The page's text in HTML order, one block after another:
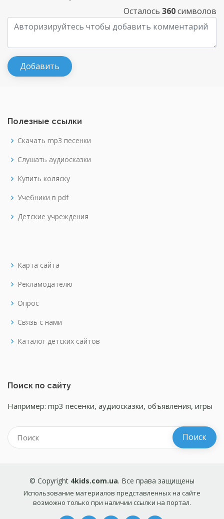
Осталось 360символов
Полезные ссылки
Скачать mp3 песенки
Слушать аудиосказки
Купить коляску
Учебники в pdf
Детские учреждения
Карта сайта
Рекламодателю
Опрос
Связь с нами
Каталог детских сайтов
Поиск по сайту
Например: mp3 песенки, аудиосказки, объявления, игры
© Copyright 4kids.com.ua. Все права защищены
Использование материалов представленных на сайте
возможно только при наличии ссылки на портал.